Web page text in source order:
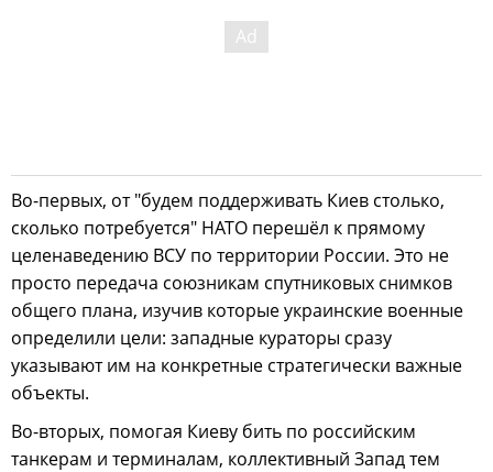
Во-первых, от "будем поддерживать Киев столько,
сколько потребуется" НАТО перешёл к прямому
целенаведению ВСУ по территории России. Это не
просто передача союзникам спутниковых снимков
общего плана, изучив которые украинские военные
определили цели: западные кураторы сразу
указывают им на конкретные стратегически важные
объекты.
Во-вторых, помогая Киеву бить по российским
танкерам и терминалам, коллективный Запад тем